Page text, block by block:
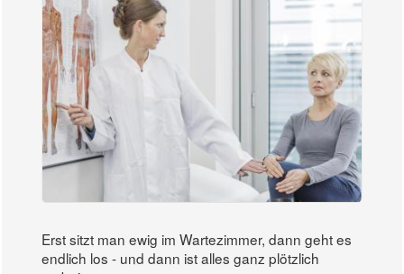
Erst sitzt man ewig im Wartezimmer, dann geht es
endlich los - und dann ist alles ganz plötzlich